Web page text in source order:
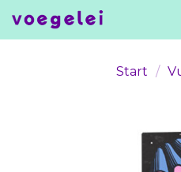
Start /